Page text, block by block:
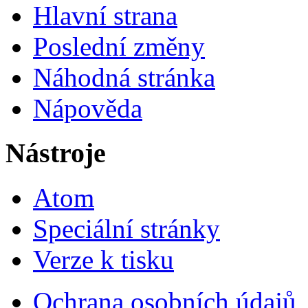
Hlavní strana
Poslední změny
Náhodná stránka
Nápověda
Nástroje
Atom
Speciální stránky
Verze k tisku
Ochrana osobních údajů